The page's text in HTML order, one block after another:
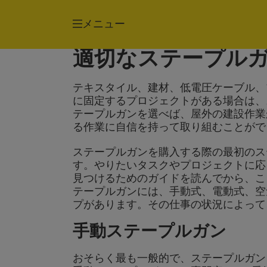
メニュー
適切なステープル
テキスタイル、建材、低電圧ケーブル
に固定するプロジェクトがある場合は
テープルガンを選べば、屋外の建設作
る作業に自信を持って取り組むことが
ステープルガンを購入する際の最初の
す。やりたいタスクやプロジェクトに
見つけるためのガイドを読んでから、
テープルガンには、手動式、電動式、
プがあります。その仕事の状況によっ
手動ステープルガン
おそらく最も一般的で、ステープルガ